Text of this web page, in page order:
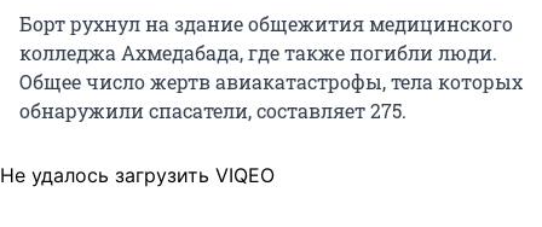
Борт рухнул на здание общежития медицинского
колледжа Ахмедабада, где также погибли люди.
Общее число жертв авиакатастрофы, тела которых
обнаружили спасатели, составляет 275.
Не удалось загрузить VIQEO